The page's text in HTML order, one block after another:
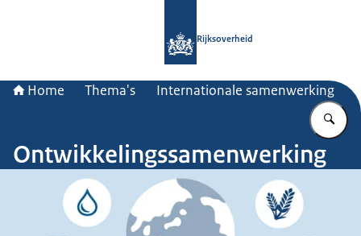
Rijksoverheid
Home Thema's Internationale samenwerking
Ontwikkelingssamenwerking